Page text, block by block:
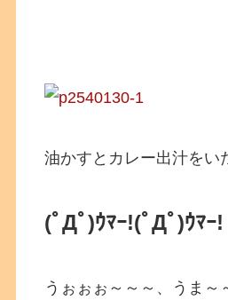
油かすとカレー出汁をい
(ﾟДﾟ)ｳﾏｰ!(ﾟДﾟ)ｳﾏｰ!
うぉぉぉ～～～、うま～